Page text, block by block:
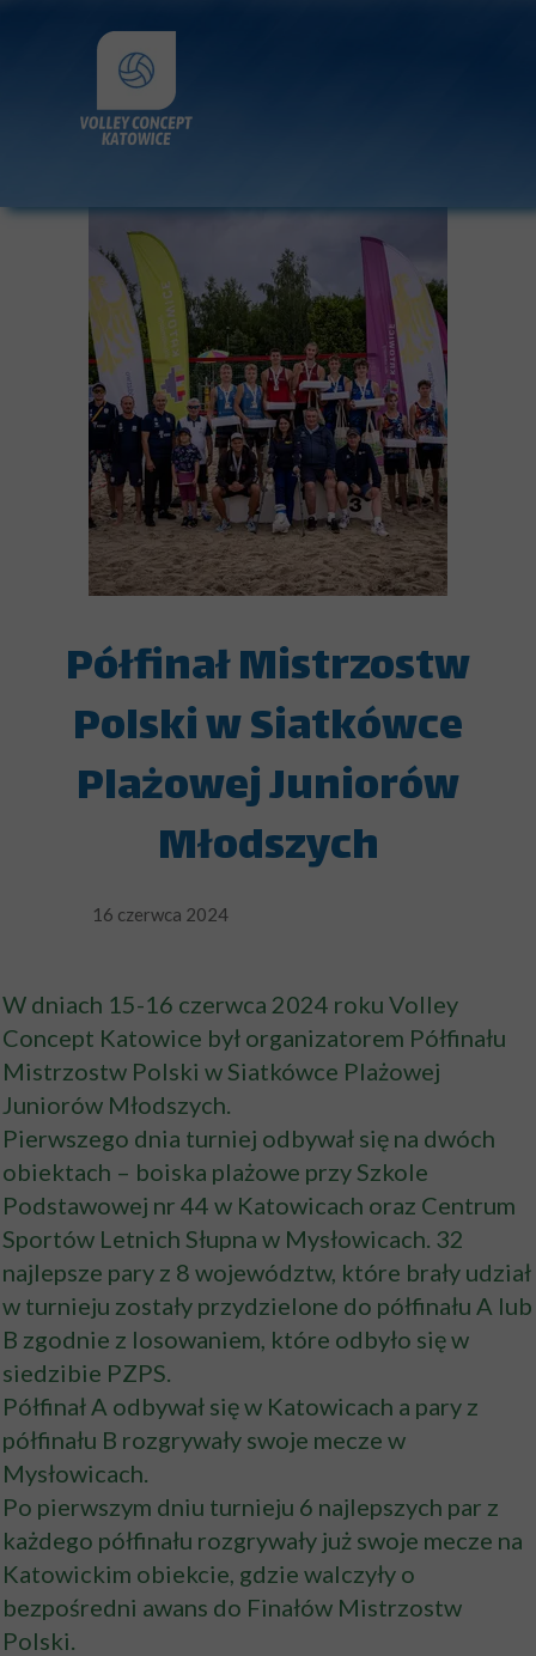
Półfinał Mistrzostw
Polski w Siatkówce
Plażowej Juniorów
Młodszych
16 czerwca 2024
W dniach 15-16 czerwca 2024 roku Volley
Concept Katowice był organizatorem Półfinału
Mistrzostw Polski w Siatkówce Plażowej
Juniorów Młodszych.
Pierwszego dnia turniej odbywał się na dwóch
obiektach – boiska plażowe przy Szkole
Podstawowej nr 44 w Katowicach oraz Centrum
Sportów Letnich Słupna w Mysłowicach. 32
najlepsze pary z 8 województw, które brały udział
w turnieju zostały przydzielone do półfinału A lub
B zgodnie z losowaniem, które odbyło się w
siedzibie PZPS.
Półfinał A odbywał się w Katowicach a pary z
półfinału B rozgrywały swoje mecze w
Mysłowicach.
Po pierwszym dniu turnieju 6 najlepszych par z
każdego półfinału rozgrywały już swoje mecze na
Katowickim obiekcie, gdzie walczyły o
bezpośredni awans do Finałów Mistrzostw
Polski.